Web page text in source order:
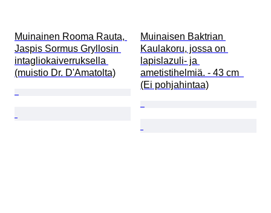
Muinainen Rooma Rauta,
Jaspis Sormus Gryllosin
intagliokaiverruksella
(muistio Dr. D'Amatolta)
Muinaisen Baktrian
Kaulakoru, jossa on
lapislazuli- ja
ametistihelmiä. - 43 cm
(Ei pohjahintaa)